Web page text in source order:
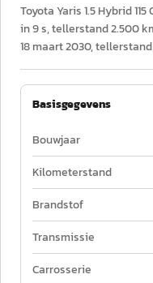
Toyota Yaris 1.5 Hybrid
in 9 s, tellerstand 2.500
18 maart 2030,
Basisgegevens
Bouwjaar
Kilometerstand
Brandstof
Transmissie
Carrosserie